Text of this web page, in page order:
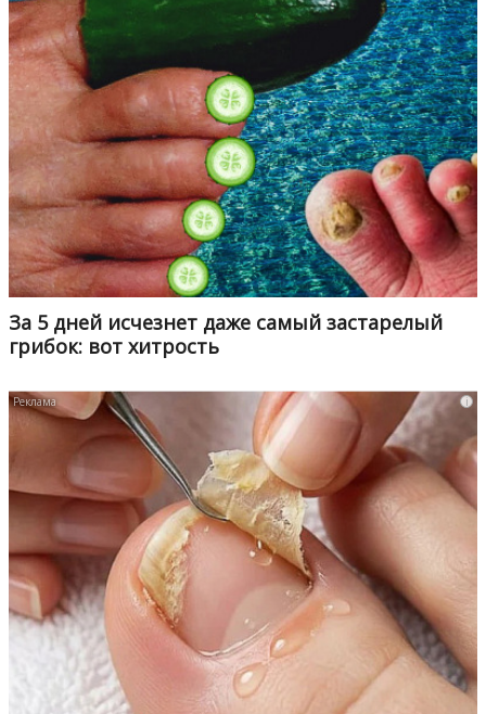
За 5 дней исчезнет даже самый застарелый
грибок: вот хитрость
i